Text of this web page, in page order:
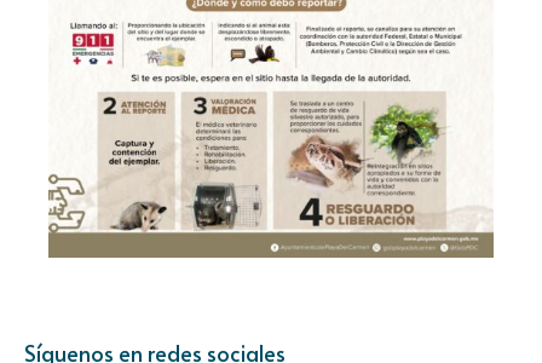
Síguenos en redes sociales